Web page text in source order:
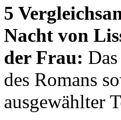
5
Nacht von
der Frau:
des Romans
ausgewählter